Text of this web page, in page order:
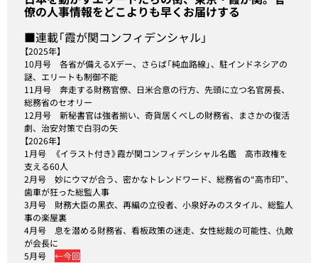
僚の人事情報をどこよりも早くお届けする
■連載「霞が関コンフィデンシャル」
【2025年】
10月号 各省が備えるXデー、さらば「純血路線」、駐インドネシアの
謎、エリートも制御不能
11月号 奔走する財務官僚、日米合意の行方、先頭に立つ名官房長、
総務省のセオリー
12月号 新秘書官は強者揃い、奇貨居くべしの財務省、まさかの復活
劇、治安対策で白羽の矢
【2026年】
1月号
《イラスト付き》霞が関コンフィデンシャル名鑑 高市政権を
支える60人
2月号 妙にウマが合う、密かなトレンドワード、総務省の“高市印”、
歯車が狂った総監人事
3月号 財務大臣の黒衣、再編の立役者、小泉好みのスタイル、総監人
事の楽屋裏
4月号 息を潜める財務省、看板政策の迷走、女性総裁の可能性、仇敵
が会長に
5月号 ←今回